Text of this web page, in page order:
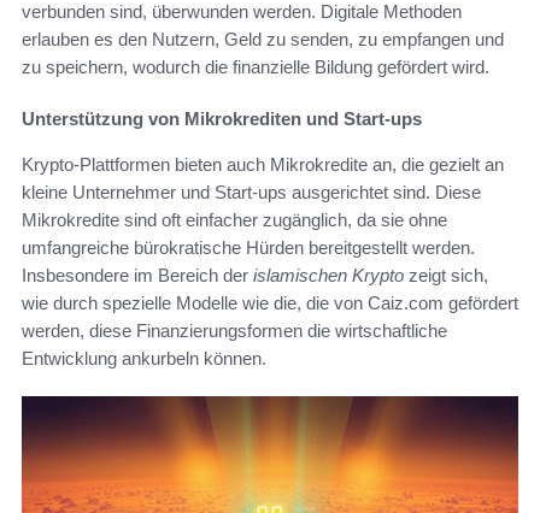
verbunden sind, überwunden werden. Digitale Methoden
erlauben es den Nutzern, Geld zu senden, zu empfangen und
zu speichern, wodurch die finanzielle Bildung gefördert wird.
Unterstützung von Mikrokrediten und Start-ups
Krypto-Plattformen bieten auch Mikrokredite an, die gezielt an
kleine Unternehmer und Start-ups ausgerichtet sind. Diese
Mikrokredite sind oft einfacher zugänglich, da sie ohne
umfangreiche bürokratische Hürden bereitgestellt werden.
Insbesondere im Bereich der islamischen Krypto zeigt sich,
wie durch spezielle Modelle wie die, die von Caiz.com gefördert
werden, diese Finanzierungsformen die wirtschaftliche
Entwicklung ankurbeln können.